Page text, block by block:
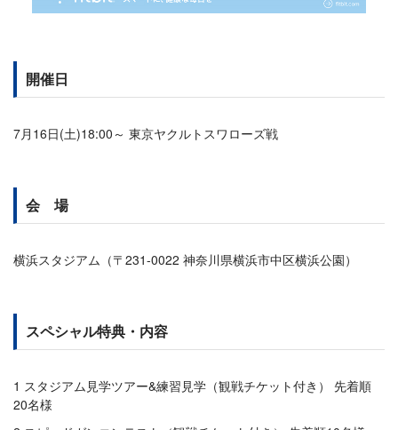
開催日
7月16日(土)18:00～ 東京ヤクルトスワローズ戦
会 場
横浜スタジアム（〒231-0022 神奈川県横浜市中区横浜公園）
スペシャル特典・内容
1 スタジアム見学ツアー&練習見学（観戦チケット付き） 先着順
20名様